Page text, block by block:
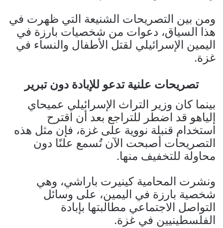
ومن بين التصريحات الشنيعة التي ظهرت في
هذا السياق، دعوات من شخصيات بارزة في
اليمين الإسرائيلي لقتل الأطفال والنساء في
غزة.
تصريحات علنية تدعو للإبادة دون تبرير
بينما كان وزير التراث الإسرائيلي عميحاي
إلياهو قد اضطر للتراجع بعد أن اقترح
استخدام قنبلة نووية على غزة، فإن مثل هذه
التصريحات أصبحت الآن تُسمع علنًا دون
محاولة للتخفيف منها.
ونشرت المحامية كينيرت باراشي، وهي
شخصية بارزة في اليمين، على وسائل
التواصل الاجتماعي مطالبتها بإبادة
الفلسطينيين في غزة.